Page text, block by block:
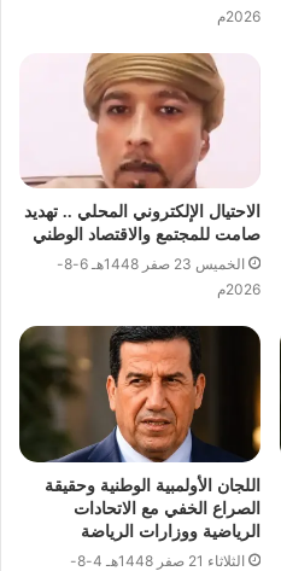
2026م
الاحتيال الإلكتروني المحلي .. تهديد
صامت للمجتمع والاقتصاد الوطني
الخميس 23 صفر 1448هـ 6-8-
2026م
اللجان الأولمبية الوطنية وحقيقة
الصراع الخفي مع الاتحادات
الرياضية ووزارات الرياضة
الثلاثاء 21 صفر 1448هـ 4-8-